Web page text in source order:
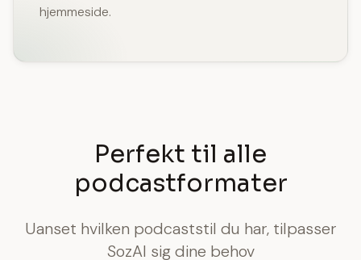
hjemmeside.
Perfekt til alle
podcastformater
Uanset hvilken podcaststil du har, tilpasser
SozAI sig dine behov